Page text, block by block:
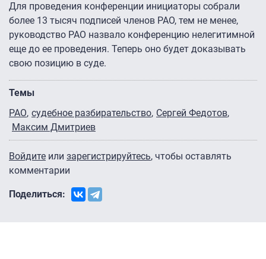
Для проведения конференции инициаторы собрали
более 13 тысяч подписей членов РАО, тем не менее,
руководство РАО назвало конференцию нелегитимной
еще до ее проведения. Теперь оно будет доказывать
свою позицию в суде.
Темы
РАО судебное разбирательство Сергей Федотов
Максим Дмитриев
Войдите или зарегистрируйтесь, чтобы оставлять
комментарии
Поделиться: